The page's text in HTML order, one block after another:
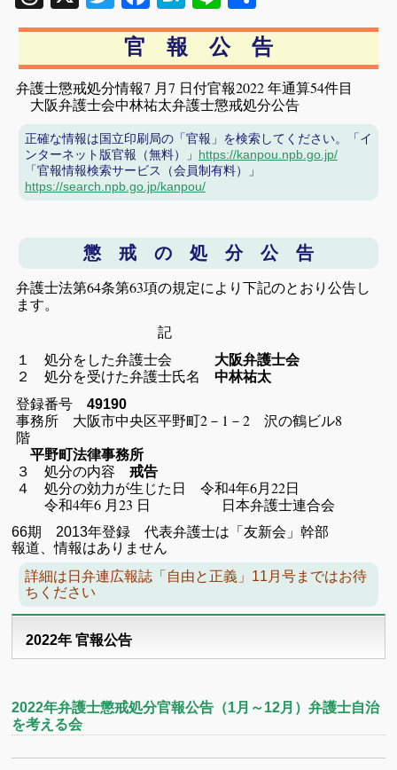
有
官 報 公 告
弁護士懲戒処分情報7 月7 日付官報2022 年通算54件目
大阪弁護士会中林祐太弁護士懲戒処分公告
正確な情報は国立印刷局の「官報」を検索してください。「イ
ンターネット版官報（無料）」 https://kanpou.npb.go.jp/
「官報情報検索サービス（会員制有料）」
https://search.npb.go.jp/kanpou/
懲 戒 の 処 分 公 告
弁護士法第64条第63項の規定により下記のとおり公告し
ます。
記
１ 処分をした弁護士会
大阪弁護士会
２ 処分を受けた弁護士氏名中林祐太
登録番号 49190
事務所 大阪市中央区平野町2－1－2 沢の鶴ビル8
階
平野町法律事務所
３ 処分の内容戒告
４ 処分の効力が生じた日 令和4年6月22日
令和4年6 月23 日 日本弁護士連合会
66期 2013年登録 代表弁護士は「友新会」幹部
報道、情報はありません
詳細は日弁連広報誌「自由と正義」11月号まではお待
ちください
2022年 官報公告
2022年弁護士懲戒処分官報公告（1月～12月）弁護士自治
を考える会